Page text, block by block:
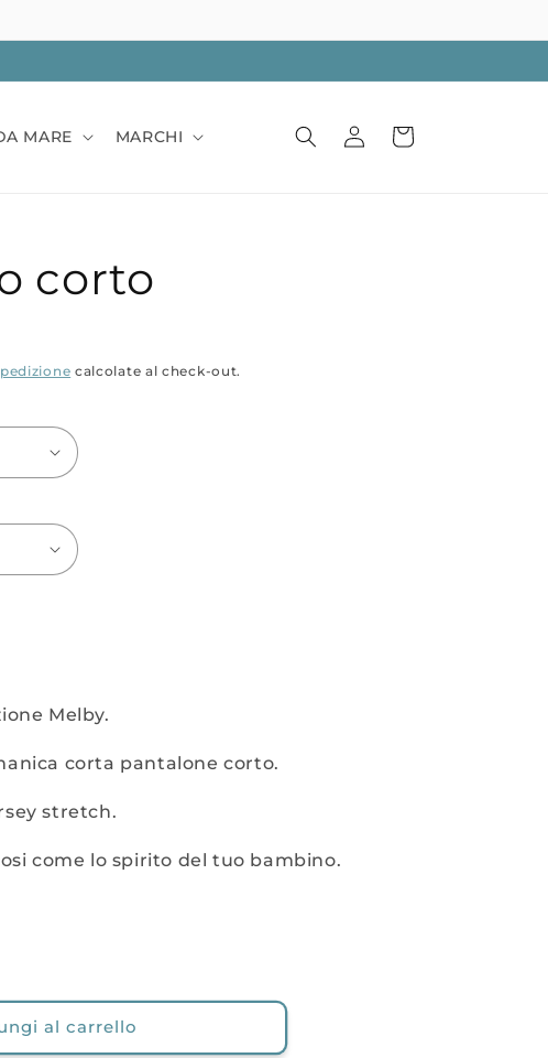
MARE MARCHI Accedi Carrello
corto
calcolate al check-out.
Melby.
corta pantalone corto.
stretch.
come lo spirito del tuo bambino.
al carrello